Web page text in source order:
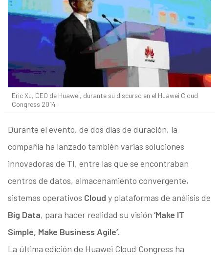
Eric Xu, CEO de Huawei, durante su discurso en el Huawei Cloud
Congress 2014
Durante el evento, de dos días de duración, la
compañía ha lanzado también varias soluciones
innovadoras de TI, entre las que se encontraban
centros de datos, almacenamiento convergente,
sistemas operativos Cloud y plataformas de análisis de
Big Data, para hacer realidad su visión ‘Make IT
Simple, Make Business Agile’.
La última edición de Huawei Cloud Congress ha